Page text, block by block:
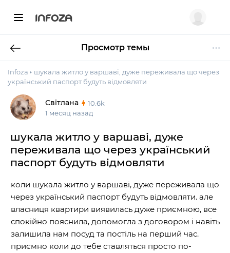
INFOZA
Просмотр темы
Infoza
шукала житло у варшаві, дуже переживала що через
український паспорт будуть відмовляти
Світлана
10.6k
1 месяц назад
шукала житло у варшаві, дуже
переживала що через український
паспорт будуть відмовляти
коли шукала житло у варшаві, дуже переживала що
через український паспорт будуть відмовляти. але
власниця квартири виявилась дуже приємною, все
спокійно пояснила, допомогла з договором і навіть
залишила нам посуд та постіль на перший час.
приємно коли до тебе ставляться просто по-